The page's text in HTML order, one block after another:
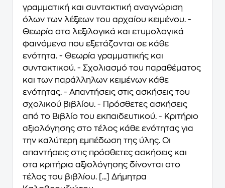
γραμματική και συντακτική αναγνώριση
όλων των λέξεων του αρχαίου κειμένου. -
Θεωρία στα λεξιλογικά και ετυμολογικά
φαινόμενα που εξετάζονται σε κάθε
ενότητα. - Θεωρία γραμματικής και
συντακτικού. - Σχολιασμό του παραθέματος
και των παράλληλων κειμένων κάθε
ενότητας. - Απαντήσεις στις ασκήσεις του
σχολικού βιβλίου. - Πρόσθετες ασκήσεις
από το Βιβλίο του εκπαιδευτικού. - Κριτήριο
αξιολόγησης στο τέλος κάθε ενότητας για
την καλύτερη εμπέδωση της ύλης. Οι
απαντήσεις στις πρόσθετες ασκήσεις και
στα κριτήρια αξιολόγησης δίνονται στο
τέλος του βιβλίου. [...] Δήμητρα